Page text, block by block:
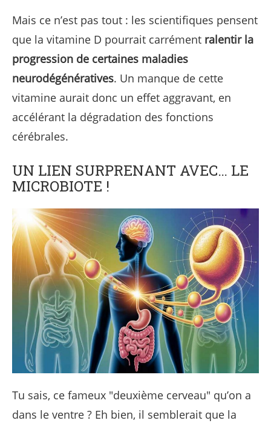
Mais ce n’est pas tout : les scientifiques pensent
que la vitamine D pourrait carrément ralentir la
progression de certaines maladies
neurodégénératives. Un manque de cette
vitamine aurait donc un effet aggravant, en
accélérant la dégradation des fonctions
cérébrales.
UN LIEN SURPRENANT AVEC… LE
MICROBIOTE !
Tu sais, ce fameux "deuxième cerveau" qu’on a
dans le ventre ? Eh bien, il semblerait que la